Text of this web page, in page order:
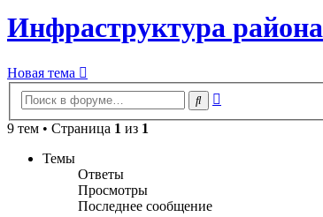
Инфраструктура района
Новая тема
Поиск
9 тем • Страница 1 из 1
Темы
Ответы
Просмотры
Последнее сообщение